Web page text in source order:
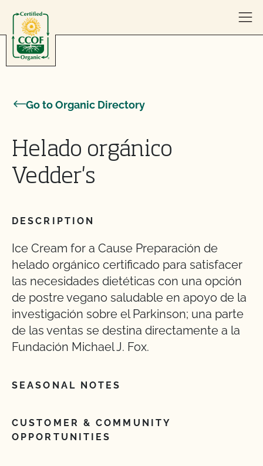
Go to Organic Directory
Helado orgánico
Vedder's
DESCRIPTION
Ice Cream for a Cause Preparación de
helado orgánico certificado para satisfacer
las necesidades dietéticas con una opción
de postre vegano saludable en apoyo de la
investigación sobre el Parkinson; una parte
de las ventas se destina directamente a la
Fundación Michael J. Fox.
SEASONAL NOTES
CUSTOMER & COMMUNITY
OPPORTUNITIES